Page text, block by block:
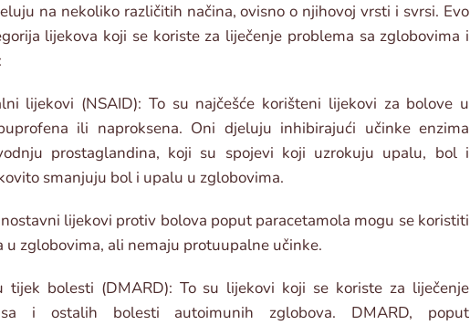
na nekoliko različitih načina, ovisno o njihovoj vrsti i svrsi. Evo
lijekova koji se koriste za liječenje problema sa zglobovima i
lijekovi (NSAID): To su najčešće korišteni lijekovi za bolove u
ili naproksena. Oni djeluju inhibirajući učinke enzima
prostaglandina, koji su spojevi koji uzrokuju upalu, bol i
smanjuju bol i upalu u zglobovima.
lijekovi protiv bolova poput paracetamola mogu se koristiti
u zglobovima, ali nemaju protuupalne učinke.
tijek bolesti (DMARD): To su lijekovi koji se koriste za liječenje
i ostalih bolesti autoimunih zglobova. DMARD, poput